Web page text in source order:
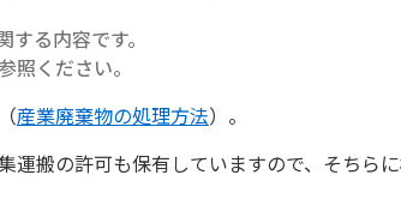
る内容です。
照ください。
産業廃棄物の処理方法）。
運搬の許可も保有していますので、そちら